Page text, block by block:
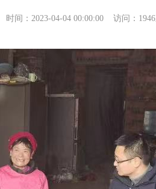
时间：2023-04-04 00:00:00 访问： 1946